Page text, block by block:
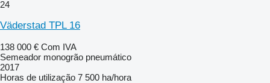
24
Väderstad TPL 16
138 000 € Com IVA
Semeador monogrão pneumático
2017
Horas de utilização 7 500 ha/hora